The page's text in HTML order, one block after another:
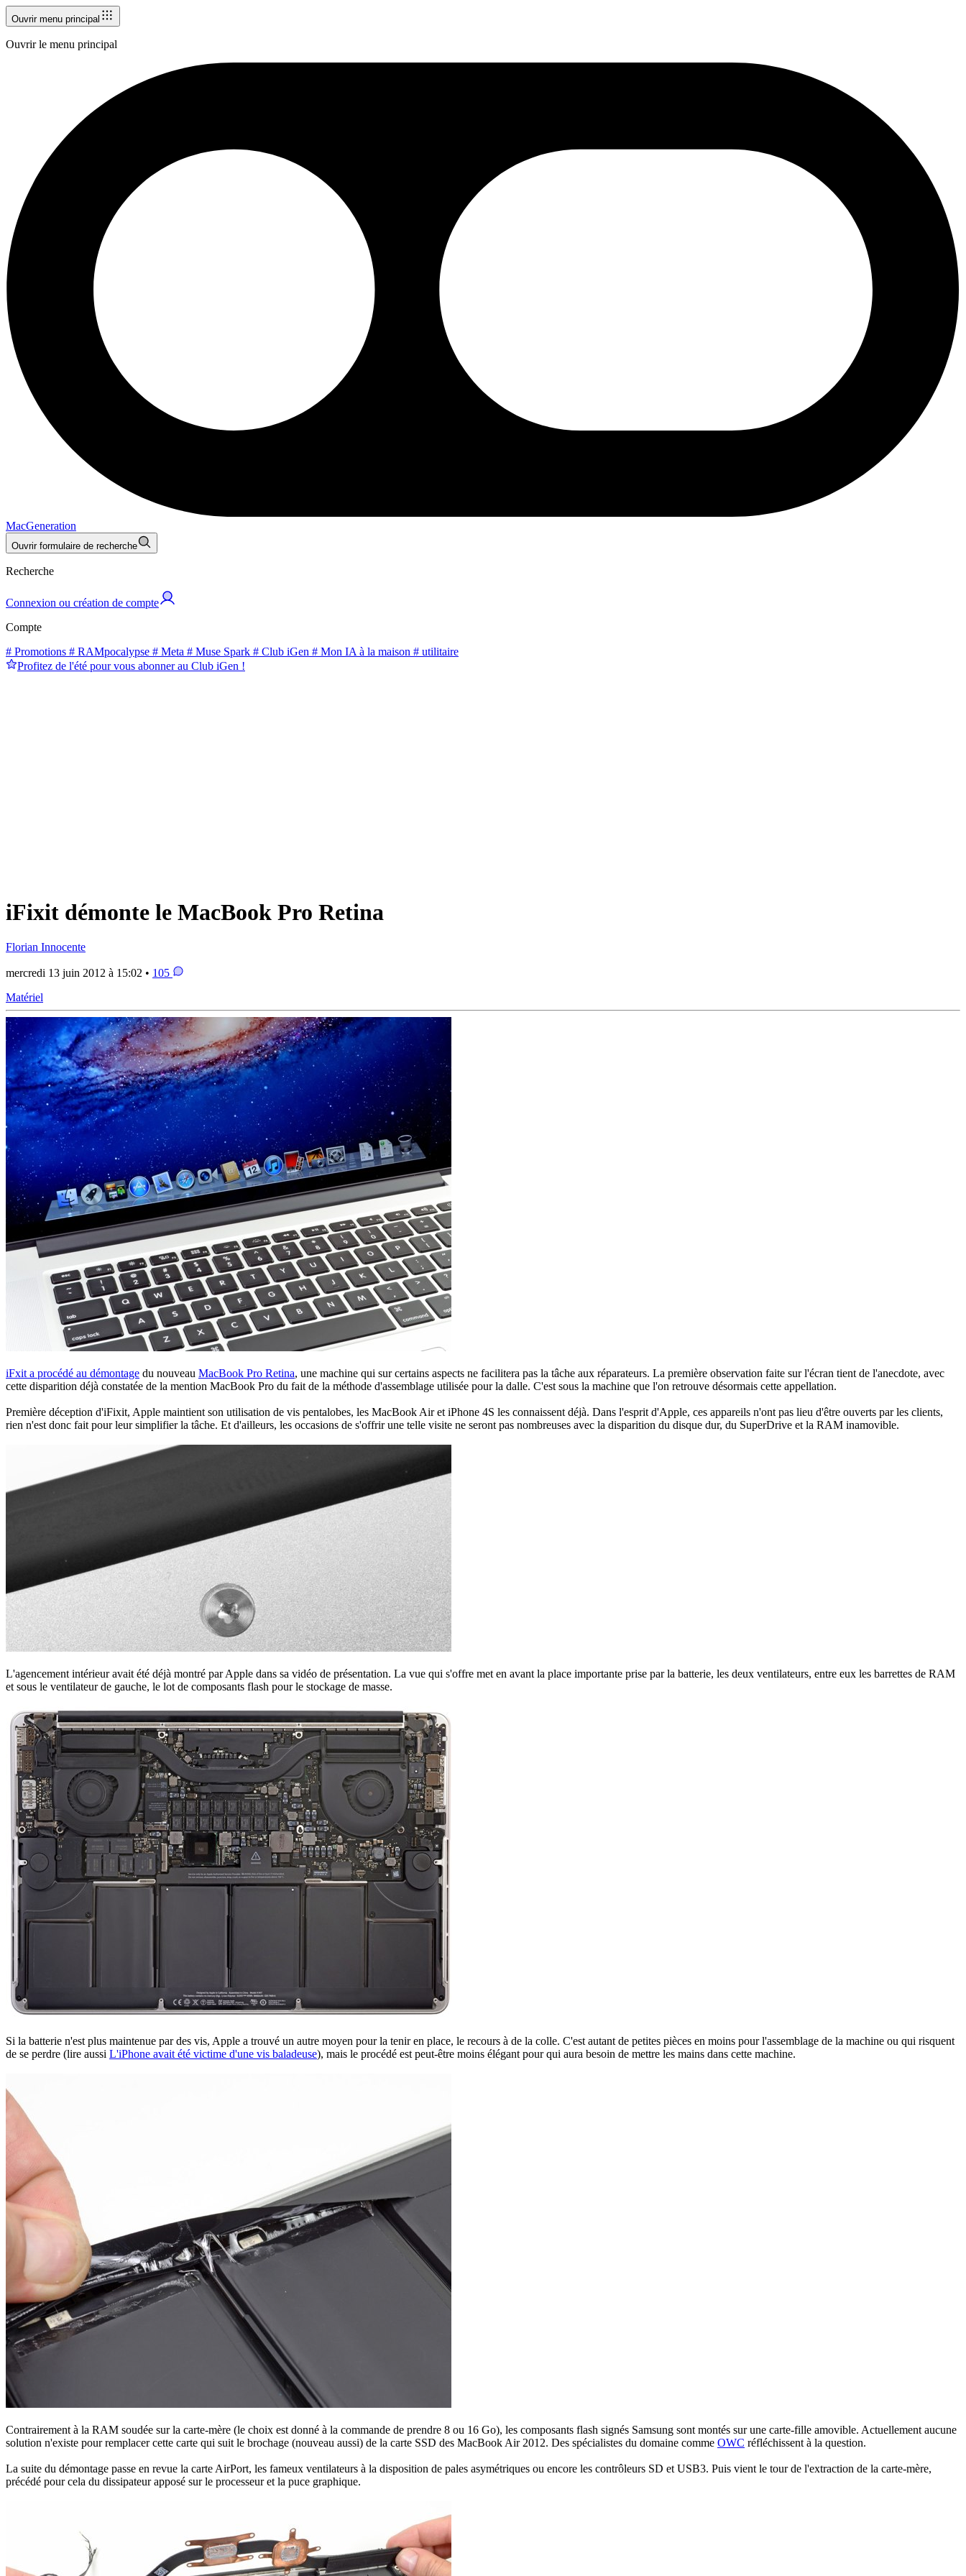
Ouvrir menu principal
Ouvrir le menu principal
MacGeneration
Ouvrir formulaire de recherche
Recherche
Connexion ou création de compte
Compte
# Promotions # RAMpocalypse # Meta # Muse Spark # Club iGen # Mon IA à la maison # utilitaire
Profitez de l'été pour vous abonner au Club iGen !
iFixit démonte le MacBook Pro Retina
Florian Innocente
mercredi 13 juin 2012 à 15:02 • 105
Matériel
iFxit a procédé au démontage du nouveau MacBook Pro Retina, une machine qui sur certains aspects ne facilitera pas la tâche aux réparateurs. La première observation faite sur l'écran tient de l'anecdote, avec
cette disparition déjà constatée de la mention MacBook Pro du fait de la méthode d'assemblage utilisée pour la dalle. C'est sous la machine que l'on retrouve désormais cette appellation.
Première déception d'iFixit, Apple maintient son utilisation de vis pentalobes, les MacBook Air et iPhone 4S les connaissent déjà. Dans l'esprit d'Apple, ces appareils n'ont pas lieu d'être ouverts par les clients,
rien n'est donc fait pour leur simplifier la tâche. Et d'ailleurs, les occasions de s'offrir une telle visite ne seront pas nombreuses avec la disparition du disque dur, du SuperDrive et la RAM inamovible.
L'agencement intérieur avait été déjà montré par Apple dans sa vidéo de présentation. La vue qui s'offre met en avant la place importante prise par la batterie, les deux ventilateurs, entre eux les barrettes de RAM
et sous le ventilateur de gauche, le lot de composants flash pour le stockage de masse.
Si la batterie n'est plus maintenue par des vis, Apple a trouvé un autre moyen pour la tenir en place, le recours à de la colle. C'est autant de petites pièces en moins pour l'assemblage de la machine ou qui risquent
de se perdre (lire aussi L'iPhone avait été victime d'une vis baladeuse), mais le procédé est peut-être moins élégant pour qui aura besoin de mettre les mains dans cette machine.
Contrairement à la RAM soudée sur la carte-mère (le choix est donné à la commande de prendre 8 ou 16 Go), les composants flash signés Samsung sont montés sur une carte-fille amovible. Actuellement aucune
solution n'existe pour remplacer cette carte qui suit le brochage (nouveau aussi) de la carte SSD des MacBook Air 2012. Des spécialistes du domaine comme OWC réfléchissent à la question.
La suite du démontage passe en revue la carte AirPort, les fameux ventilateurs à la disposition de pales asymétriques ou encore les contrôleurs SD et USB3. Puis vient le tour de l'extraction de la carte-mère,
précédé pour cela du dissipateur apposé sur le processeur et la puce graphique.